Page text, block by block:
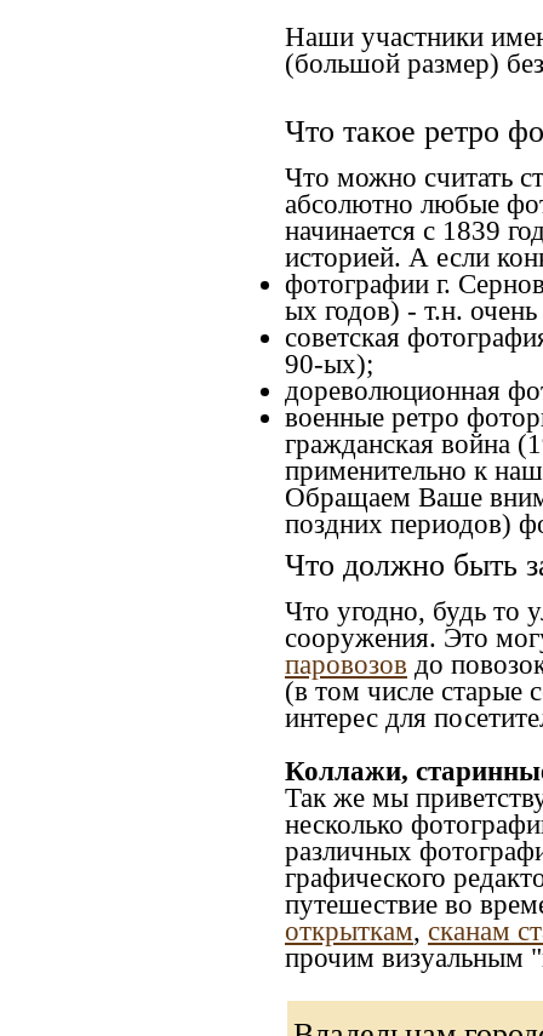
Наши участники
(большой размер)
Что такое ретро
Что можно считать
абсолютно любые
начинается с 1839
историей. А если
фотографии г.
ых годов) - т.н.
советская
90-ых);
дореволюционная
военные ретро
гражданская война
применительно к
Обращаем Ваше
поздних периодов)
Что должно быть
Что угодно, будь то
сооружения. Это
паровозов до
(в том числе старые
интерес для
Коллажи,
Так же мы
несколько
различных
графического
путешествие во
открыткам, сканам
прочим визуальным